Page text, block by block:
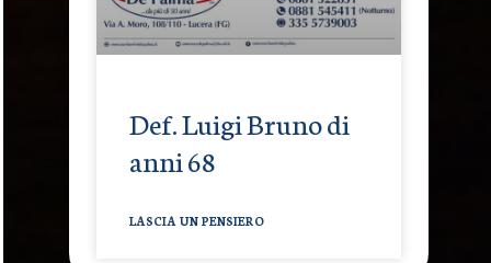
Def. Luigi Bruno di
anni 68
LASCIA UN PENSIERO